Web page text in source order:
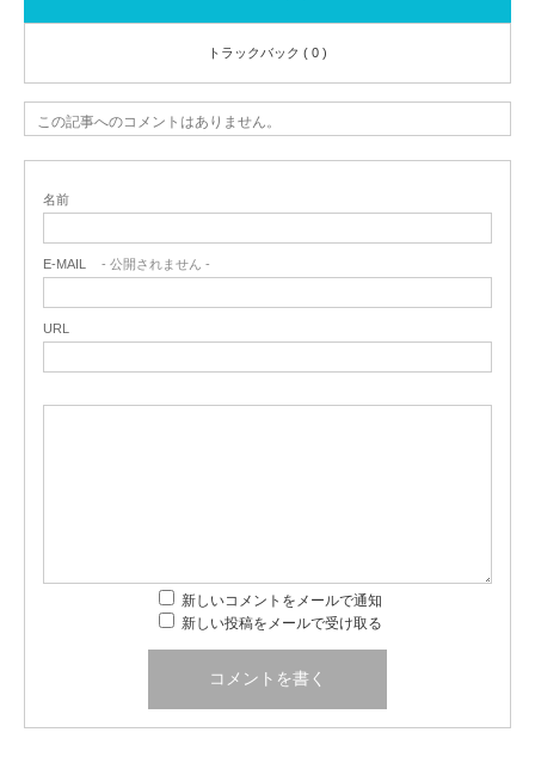
トラックバック ( 0 )
この記事へのコメントはありません。
名前
E-MAIL - 公開されません -
URL
新しいコメントをメールで通知
新しい投稿をメールで受け取る